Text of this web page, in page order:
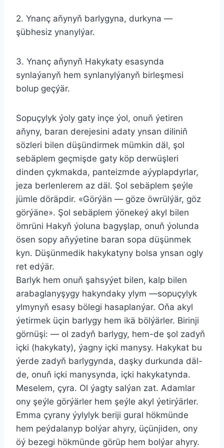
2. Ynanç aňynyň barlygyna, durkyna —
şübhesiz ynanylýar.
3. Ynanç aňynyň Hakykaty esasynda
synlaýanyň hem synlanylýanyň birleşmesi
bolup geçýär.
Sopuçylyk ýoly gaty inçe ýol, onuň ýetiren
aňyny, baran derejesini adaty ynsan diliniň
sözleri bilen düşündirmek mümkin däl, şol
sebäplem geçmişde gaty köp derwüşleri
dinden çykmakda, panteizmde aýyplapdyrlar,
jeza berlenlerem az däl. Şol sebäplem şeýle
jümle döräpdir. «Görýän — göze öwrülýär, göz
görýäne». Şol sebäplem ýönekeý akyl bilen
ömrüni Hakyň ýoluna bagyşlap, onuň ýolunda
ösen sopy aňyýetine baran sopa düşünmek
kyn. Düşünmedik hakykatyny bolsa ynsan ogly
ret edýär.
Barlyk hem onuň şahsyýet bilen, kalp bilen
arabaglanyşygy hakyndaky ylym —sopuçylyk
ylmynyň esasy bölegi hasaplanýar. Oňa akyl
ýetirmek üçin barlygy hem ikä bölýärler. Birinji
görnüşi: — ol zadyň barlygy, hem-de şol zadyň
içki (hakykaty), ýagny içki manysy. Hakykat bu
ýerde zadyň barlygynda, daşky durkunda däl-
de, onuň içki manysynda, içki hakykatynda.
Meselem, çyra. Ol ýagty salýan zat. Adamlar
ony şeýle görýärler hem şeýle akyl ýetirýärler.
Emma çyrany ýylylyk beriji gural hökmünde
hem peýdalanyp bolýar ahyry, üçünjiden, ony
öý bezegi hökmünde görüp hem bolýar ahyry.